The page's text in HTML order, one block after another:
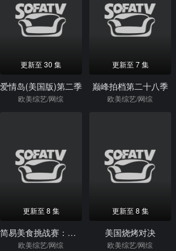
更新至 30 集
爱情岛(美国版)第二季
欧美综艺/网综
更新至 7 集
巅峰拍档第二十八季
欧美综艺/网综
更新至 8 集
简易美食挑战赛：家常菜大比拼
欧美综艺/网综
更新至 8 集
美国烧烤对决
欧美综艺/网综